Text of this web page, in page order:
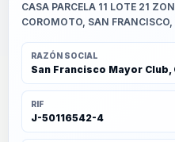
CASA PARCELA 11 LOTE 21
COROMOTO, SAN
RAZÓN SOCIAL
San Francisco Mayor Club,
RIF
J-50116542-4